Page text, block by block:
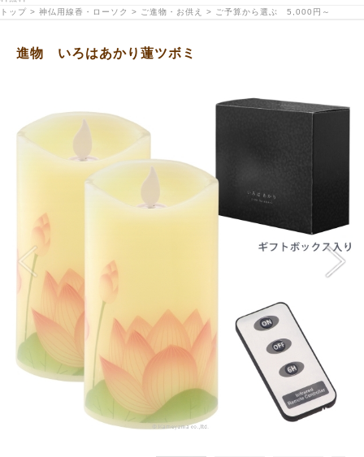
トップ > 神仏用線香・ローソク > ご進物・お供え > ご予算から選ぶ 5,000円～
進物 いろはあかり蓮ツボミ